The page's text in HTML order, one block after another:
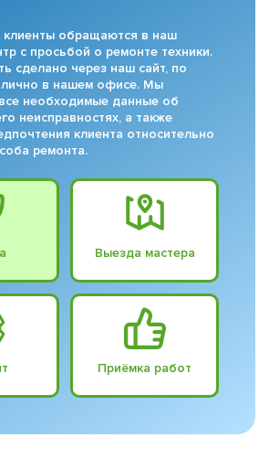
клиенты обращаются в наш
с просьбой о ремонте техники.
сделано через наш сайт, по
в нашем офисе. Мы
необходимые данные об
неисправностях, а также
клиента относительно
ремонта.
Выезда мастера
Приёмка работ